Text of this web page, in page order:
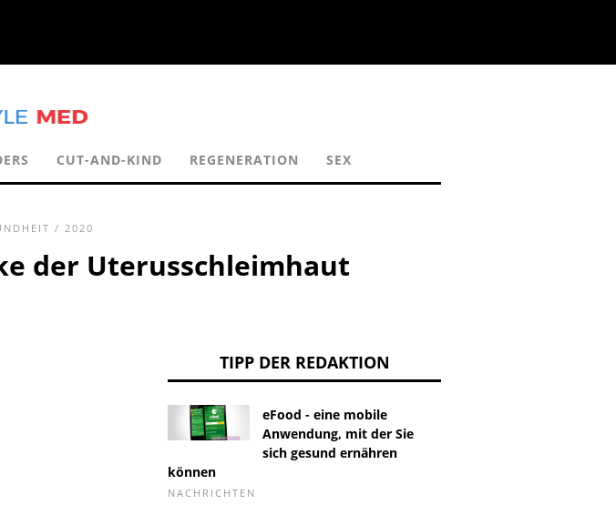
CUT-AND-KIND REGENERATION SEX
/ 2020
der Uterusschleimhaut
TIPP DER REDAKTION
eFood - eine mobile
Anwendung, mit der Sie
sich gesund ernähren
können
NACHRICHTEN